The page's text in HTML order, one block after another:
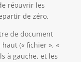
réouvrir les
de zéro.
de document
(« fichier », «
à gauche, et les